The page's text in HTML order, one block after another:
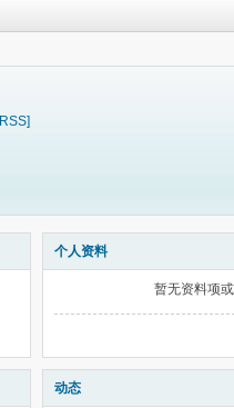
个人资料
暂无资料项
动态